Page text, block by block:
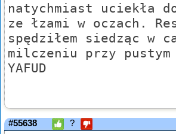
natychmiast uciekła
ze łzami w oczach.
spędziłem siedząc w
milczeniu przy
YAFUD
#55638 ?